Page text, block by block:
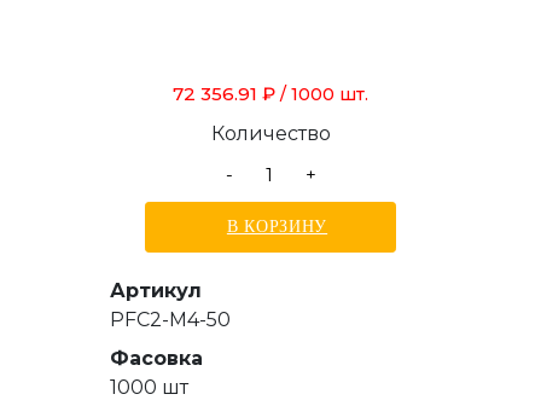
72 356.91 ₽ / 1000 шт.
Количество
-
+
В КОРЗИНУ
Артикул
PFC2-M4-50
Фасовка
1000 шт